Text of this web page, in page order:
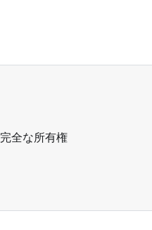
完全な所有権